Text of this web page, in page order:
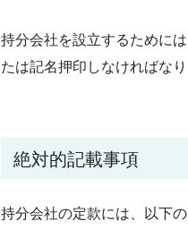
持分会社を設立するために
たは記名押印しなければな
絶対的記載事項
持分会社の定款には、以下